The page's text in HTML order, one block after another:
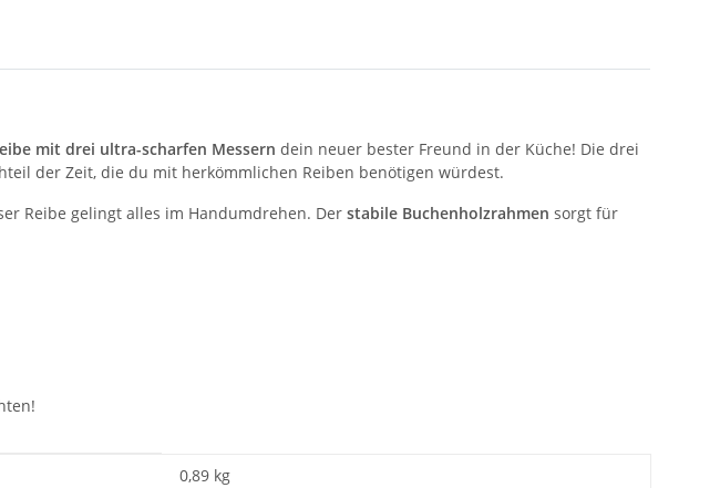
mit drei ultra-scharfen Messern dein neuer bester Freund in der Küche! Die drei
der Zeit, die du mit herkömmlichen Reiben benötigen würdest.
Reibe gelingt alles im Handumdrehen. Der stabile Buchenholzrahmen sorgt für
0,89 kg